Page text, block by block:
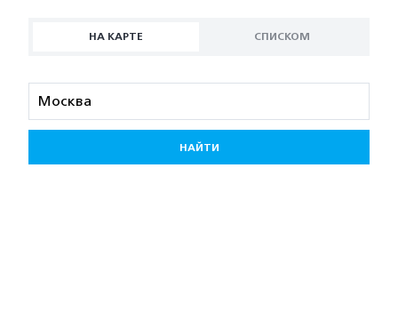
НА КАРТЕ СПИСКОМ
НАЙТИ